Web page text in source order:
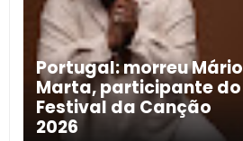
Portugal: morreu Mário
Marta, participante do
Festival da Canção
2026